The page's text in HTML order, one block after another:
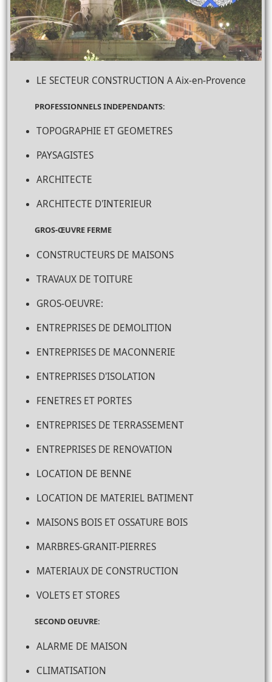
LE SECTEUR CONSTRUCTION A Aix-en-Provence
PROFESSIONNELS INDEPENDANTS:
TOPOGRAPHIE ET GEOMETRES
PAYSAGISTES
ARCHITECTE
ARCHITECTE D'INTERIEUR
GROS-ŒUVRE FERME
CONSTRUCTEURS DE MAISONS
TRAVAUX DE TOITURE
GROS-OEUVRE:
ENTREPRISES DE DEMOLITION
ENTREPRISES DE MACONNERIE
ENTREPRISES D'ISOLATION
FENETRES ET PORTES
ENTREPRISES DE TERRASSEMENT
ENTREPRISES DE RENOVATION
LOCATION DE BENNE
LOCATION DE MATERIEL BATIMENT
MAISONS BOIS ET OSSATURE BOIS
MARBRES-GRANIT-PIERRES
MATERIAUX DE CONSTRUCTION
VOLETS ET STORES
SECOND OEUVRE:
ALARME DE MAISON
CLIMATISATION